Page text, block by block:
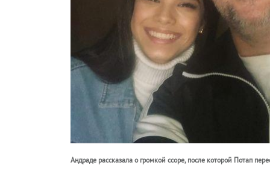
Андраде рассказала о громкой ссоре, после которой Потап